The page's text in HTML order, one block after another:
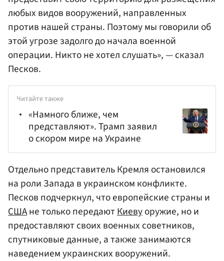
любых видов вооружений, направленных
против нашей страны. Поэтому мы говорили об
этой угрозе задолго до начала военной
операции. Никто не хотел слушать», — сказал
Песков.
Читайте также
«Намного ближе, чем
представляют». Трамп заявил
о скором мире на Украине
Отдельно представитель Кремля остановился
на роли Запада в украинском конфликте.
Песков подчеркнул, что европейские страны и
СШАне только передаютКиевуоружие, но и
предоставляют своих военных советников,
спутниковые данные, а также занимаются
наведением украинских вооружений.